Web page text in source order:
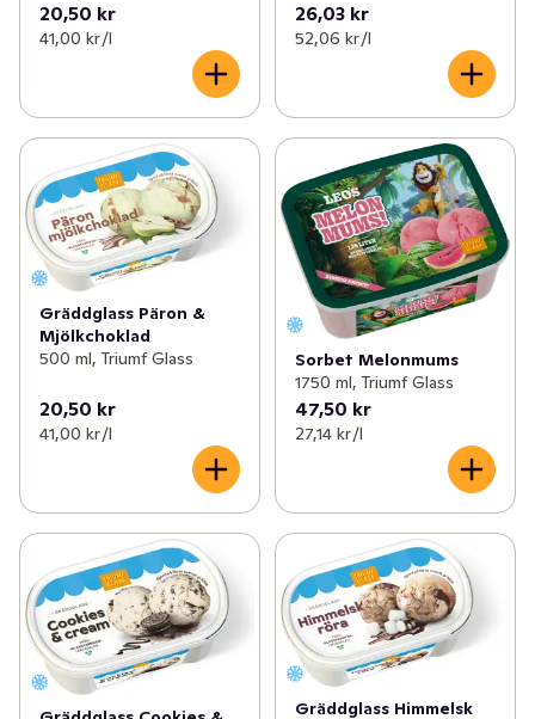
20,50 kr
41,00 kr /l
26,03 kr
52,06 kr /l
Gräddglass Päron &
Mjölkchoklad
500 ml, Triumf Glass
20,50 kr
41,00 kr /l
Sorbet Melonmums
1750 ml, Triumf Glass
47,50 kr
27,14 kr /l
Gräddglass Himmelsk